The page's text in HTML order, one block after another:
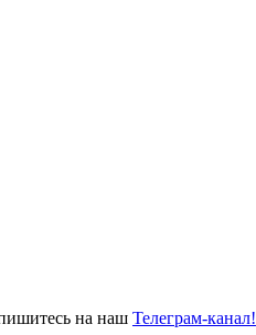
на наш Телеграм-канал!